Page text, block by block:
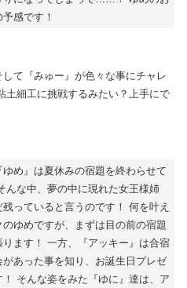
感です！
して『みゅー』が色々な事にチャレ
土細工に挑戦するみたい？上手にで
め』は夏休みの宿題を終わらせて
な中、夢の中に現れた女王様姉
っていると言うのです！ 何を叶え
ゆめですが、まずは目の前の宿題
ます！ 一方、『アッキー』は合宿
あった事を知り、お誕生日プレゼ
そんな姿をみた『ゆに』達は、ア